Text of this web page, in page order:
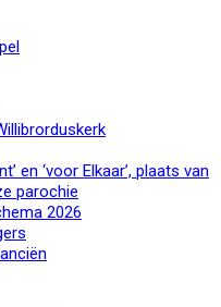
en ‘voor Elkaar’, plaats van
parochie
2026